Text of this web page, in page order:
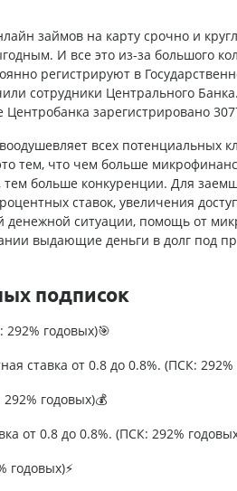
займов на карту срочно и
И все это из-за большого
регистрируют в
сотрудники Центрального
Центробанка зарегистрировано
всех потенциальных
тем, что чем больше
тем больше конкуренции. Для
ставок, увеличения
денежной ситуации, помощь от
выдающие деньги в долг под
подписок
292% годовых)🎯
ставка от 0.8 до 0.8%. (ПСК: 292%
годовых)💰
от 0.8 до 0.8%. (ПСК: 292%
годовых)⚡